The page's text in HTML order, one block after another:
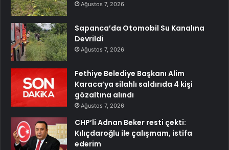
Ağustos 7, 2026
Sapanca’da Otomobil Su Kanalına
Devrildi
Ağustos 7, 2026
Fethiye Belediye Başkanı Alim
Karaca’ya silahlı saldırıda 4 kişi
gözaltına alındı
Ağustos 7, 2026
CHP’li Adnan Beker resti çekti:
Kılıçdaroğlu ile çalışmam, istifa
ederim